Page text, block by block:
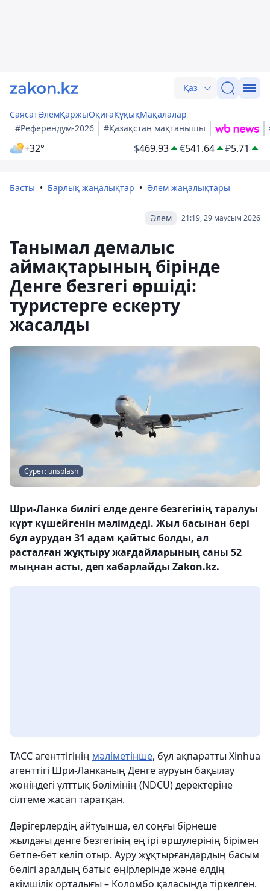
Қаз
СаясатӘлемҚаржыОқиғаҚұқықМақалалар
#Референдум-2026
#Қазақстан мақтанышы
+32° $469.93 €541.64 ₽5.71
Басты Барлық жаңалықтар Әлем жаңалықтары
21:19, 29 маусым 2026
Әлем
Танымал демалыс
аймақтарының бірінде
Денге безгегі өршіді:
туристерге ескерту
жасалды
Сурет: unsplash
Шри-Ланка билігі елде денге безгегінің таралуы
күрт күшейгенін мәлімдеді. Жыл басынан бері
бұл аурудан 31 адам қайтыс болды, ал
расталған жұқтыру жағдайларының саны 52
мыңнан асты, деп хабарлайды Zakon.kz.
ТАСС агенттігінің мәліметінше, бұл ақпаратты Xinhua
агенттігі Шри-Ланканың Денге ауруын бақылау
жөніндегі ұлттық бөлімінің (NDCU) деректеріне
сілтеме жасап таратқан.
Дәрігерлердің айтуынша, ел соңғы бірнеше
жылдағы денге безгегінің ең ірі өршулерінің бірімен
бетпе-бет келіп отыр. Ауру жұқтырғандардың басым
бөлігі аралдың батыс өңірлерінде және елдің
әкімшілік орталығы – Коломбо қаласында тіркелген.